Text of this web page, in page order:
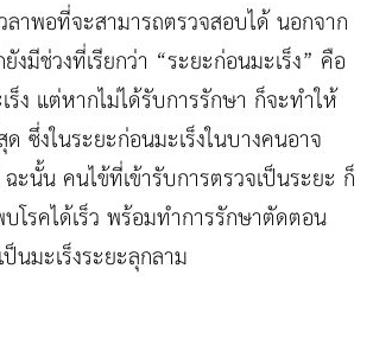
ลาพอที่จะสามารถตรวจสอบได้ นอกจาก
งมีช่วงที่เรียกว่า “ระยะก่อนมะเร็ง” คือ
ร็ง แต่หากไม่ได้รับการรักษา ก็จะทำให้
ด ซึ่งในระยะก่อนมะเร็งในบางคนอาจ
ะนั้น คนไข้ที่เข้ารับการตรวจเป็นระยะ ก็
โรคได้เร็ว พร้อมทำการรักษาตัดตอน
นมะเร็งระยะลุกลาม